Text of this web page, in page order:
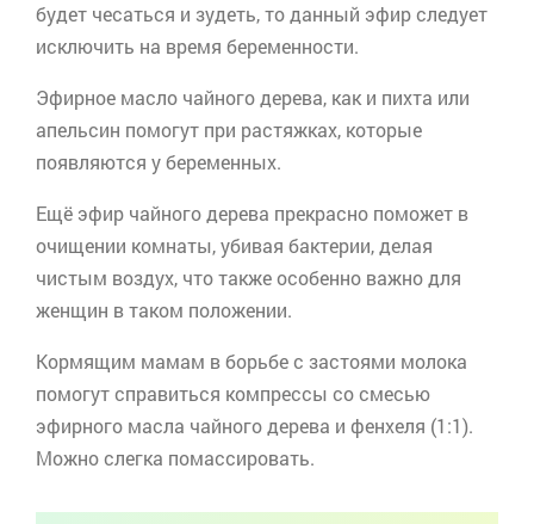
будет чесаться и зудеть, то данный эфир следует
исключить на время беременности.
Эфирное масло чайного дерева, как и пихта или
апельсин помогут при растяжках, которые
появляются у беременных.
Ещё эфир чайного дерева прекрасно поможет в
очищении комнаты, убивая бактерии, делая
чистым воздух, что также особенно важно для
женщин в таком положении.
Кормящим мамам в борьбе с застоями молока
помогут справиться компрессы со смесью
эфирного масла чайного дерева и фенхеля (1:1).
Можно слегка помассировать.